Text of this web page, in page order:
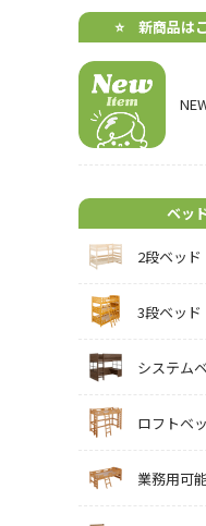
⭐️ 新商品は
ベッ
2段ベッド
3段ベッド
システム
ロフトベ
業務用可